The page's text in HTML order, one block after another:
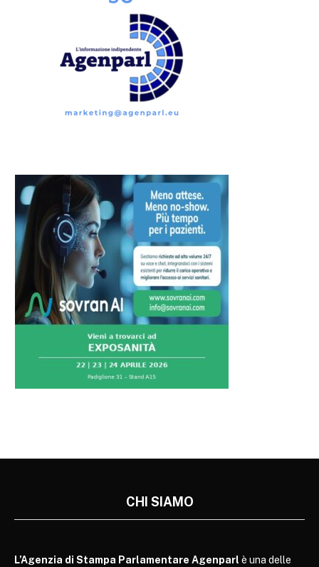
CHI SIAMO
L’Agenzia di Stampa Parlamentare Agenparl è una delle